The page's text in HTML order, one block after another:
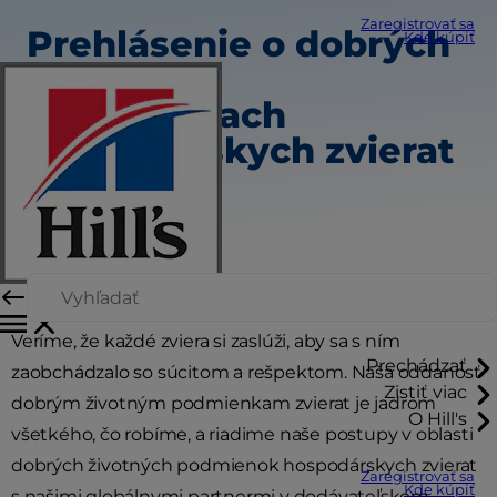
Zaregistrovať sa
Kde kúpiť
Prechádzať
Zistiť viac
O Hill's
Zaregistrovať sa
Kde kúpiť
Prehlásenie o dobrých
životných
podmienkach
hospodárskych zvierat
Veríme, že každé zviera si zaslúži, aby sa s ním
zaobchádzalo so súcitom a rešpektom. Naša oddanosť
dobrým životným podmienkam zvierat je jadrom
všetkého, čo robíme, a riadime naše postupy v oblasti
dobrých životných podmienok hospodárskych zvierat